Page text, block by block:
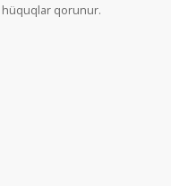
hüquqlar qorunur.